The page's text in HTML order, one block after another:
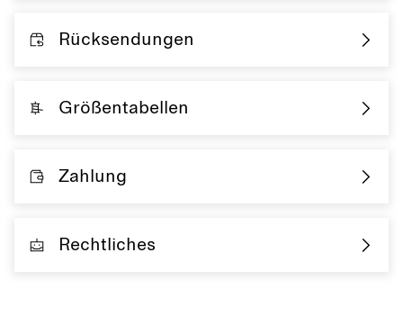
Rücksendungen
Größentabellen
Zahlung
Rechtliches